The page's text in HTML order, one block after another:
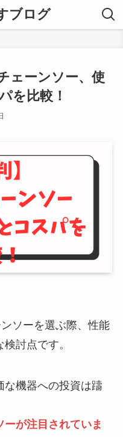
ブログ
ェーンソー、使
を比較！
ソーを選ぶ際、性能
討点です。
な機器への投資は躊
が注目されていま